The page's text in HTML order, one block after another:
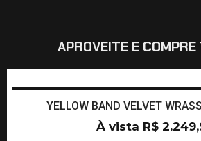
APROVEITE E COMPRE
YELLOW BAND VELVET
À vista R$